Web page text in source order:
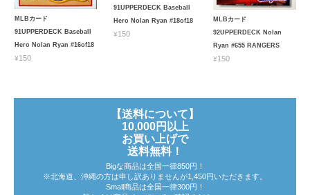
MLBカード
91UPPERDECK Baseball
Hero Nolan Ryan #16of18
¥150
91UPPERDECK Baseball
Hero Nolan Ryan #18of18
¥150
MLBカード
92UPPERDECK Nolan
Ryan #655 RANGERS
¥150
【送料について】
10,000円以上
お買い上げで
送料無料！
Bigな商品は全国一律850円！
※北海道、沖縄の方は申し訳ありませんが1,450円いただきます。
Small商品は全国一律300円！